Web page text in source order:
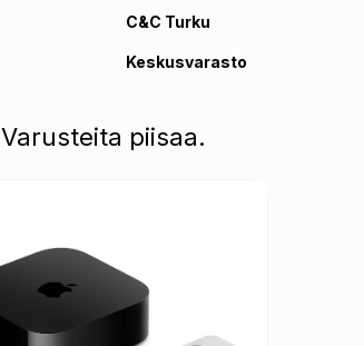
C&C Turku
Keskusvarasto
Varusteita piisaa.